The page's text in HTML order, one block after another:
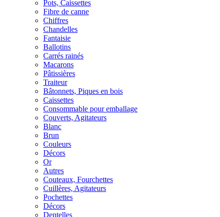
Pots, Caissettes
Fibre de canne
Chiffres
Chandelles
Fantaisie
Ballotins
Carrés rainés
Macarons
Pâtissières
Traiteur
Bâtonnets, Piques en bois
Caissettes
Consommable pour emballage
Couverts, Agitateurs
Blanc
Brun
Couleurs
Décors
Or
Autres
Couteaux, Fourchettes
Cuillères, Agitateurs
Pochettes
Décors
Dentelles